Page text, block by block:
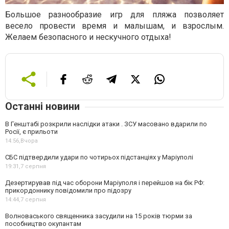
Большое разнообразие игр для пляжа позволяет
весело провести время и малышам, и взрослым.
Желаем безопасного и нескучного отдыха!
Останні новини
В Генштабі розкрили наслідки атаки . ЗСУ масовано вдарили по
Росії, є прильоти
14:56,Вчора
СБС підтвердили удари по чотирьох підстанціях у Маріуполі
19:31,7 серпня
Дезертирував під час оборони Маріуполя і перейшов на бік РФ:
прикордоннику повідомили про підозру
14:44,7 серпня
Волноваського священника засудили на 15 років тюрми за
пособництво окупантам